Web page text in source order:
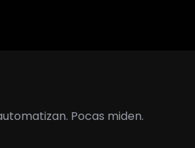
Pocas miden.